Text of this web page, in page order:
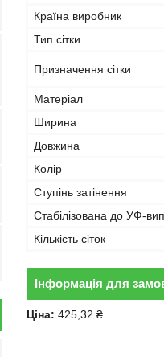
Країна виробник
Тип сітки
Призначення сітки
Матеріал
Ширина
Довжина
Колір
Ступінь затінення
Стабілізована до УФ-
Кількість сіток
Інформація для
Ціна: 425,32 ₴